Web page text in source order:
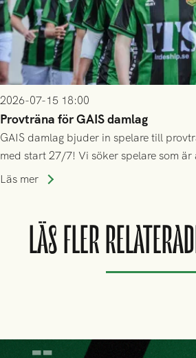
2026-07-15 18:00
Provträna för GAIS damlag
GAIS damlag bjuder in spelare till
med start 27/7! Vi söker spelare som
division 3-nivå.
Läs mer
LÄS FLER